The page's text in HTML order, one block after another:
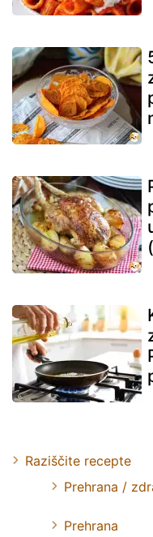
Raziščite recepte
Prehrana /
Prehrana